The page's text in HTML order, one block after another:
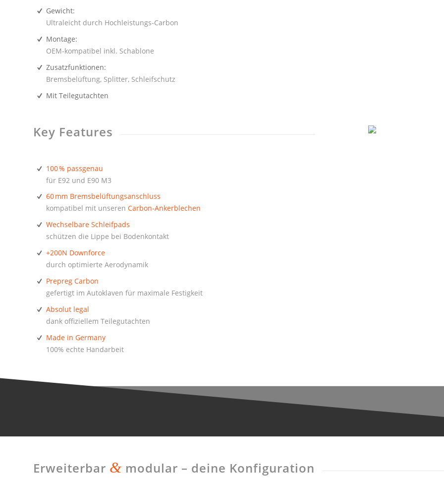
Gewicht:
Ultraleicht durch Hochleistungs-Carbon
Montage:
OEM-kompatibel inkl. Schablone
Zusatzfunktionen:
Bremsbelüftung, Splitter, Schleifschutz
Mit Teilegutachten
Key Features
100 % passgenau
für E92 und E90 M3
60 mm Bremsbelüftungsanschluss
kompatibel mit unseren Carbon-Ankerblechen
Wechselbare Schleifpads
schützen die Lippe bei Bodenkontakt
+200N Downforce
durch optimierte Aerodynamik
Prepreg Carbon
gefertigt im Autoklaven für maximale Festigkeit
Absolut legal
dank offiziellem Teilegutachten
Made in Germany
100% echte Handarbeit
Erweiterbar & modular – deine Konfiguration